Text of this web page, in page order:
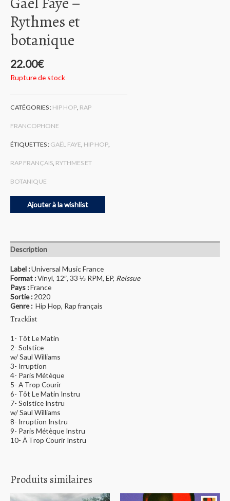
Rythmes et
botanique
22.00€
Rupture de stock
CATÉGORIES : HIP HOP, RAP
FRANCOPHONE
ÉTIQUETTES : GAËL FAYE, HIP HOP,
RAP FRANÇAIS, RYTHMES ET
BOTANIQUE
Ajouter à la wishlist
Description
Label :Universal Music France
Format :Vinyl, 12″, 33 ⅓ RPM, EP, Reissue
Pays :France
Sortie : 2020
Genre : Hip Hop, Rap français
Tracklist
1- Tôt Le Matin
2- Solstice
w/ Saul Williams
3- Irruption
4- Paris Métèque
5- A Trop Courir
6- Tôt Le Matin Instru
7- Solstice Instru
w/ Saul Williams
8- Irruption Instru
9- Paris Métèque Instru
10- À Trop Courir Instru
Produits similaires